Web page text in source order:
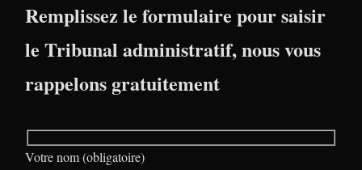
Remplissez le formulaire pour saisir
le Tribunal administratif, nous vous
rappelons gratuitement
Votre nom (obligatoire)